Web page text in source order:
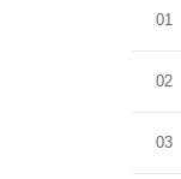
01
02
03